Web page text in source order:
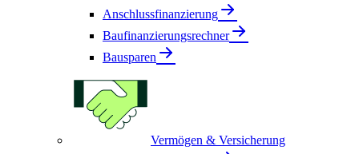
Anschlussfinanzierung
Baufinanzierungsrechner
Bausparen
Vermögen & Versicherung